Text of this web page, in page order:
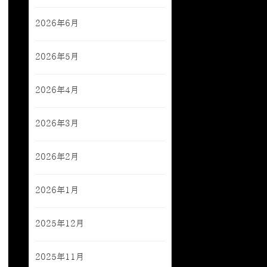
2026年6月
2026年5月
2026年4月
2026年3月
2026年2月
2026年1月
2025年12月
2025年11月